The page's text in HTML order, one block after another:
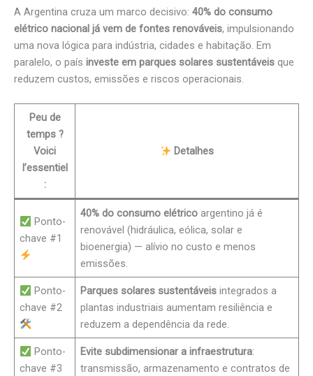
A Argentina cruza um marco decisivo: 40% do consumo
elétrico nacional já vem de fontes renováveis, impulsionando
uma nova lógica para indústria, cidades e habitação. Em
paralelo, o país investe em parques solares sustentáveis que
reduzem custos, emissões e riscos operacionais.
Peu de
temps ?
Voici
l’essentiel
:
Detalhes
Ponto-
chave #1
40% do consumo elétrico argentino já é
renovável (hidráulica, eólica, solar e
bioenergia) — alívio no custo e menos
emissões.
Ponto-
chave #2
Parques solares sustentáveis integrados a
plantas industriais aumentam resiliência e
reduzem a dependência da rede.
Ponto-
chave #3
Evite subdimensionar a infraestrutura:
transmissão, armazenamento e contratos de